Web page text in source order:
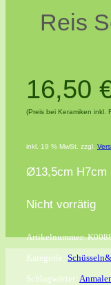
Reis
16,50
(Preis bei Keramiken inkl.
inkl. 19 % MwSt. zzgl.
Ø13,5cm H7cm
Nicht vorrätig
Artikelnummer:
Kategorie:
Schlagwörter: